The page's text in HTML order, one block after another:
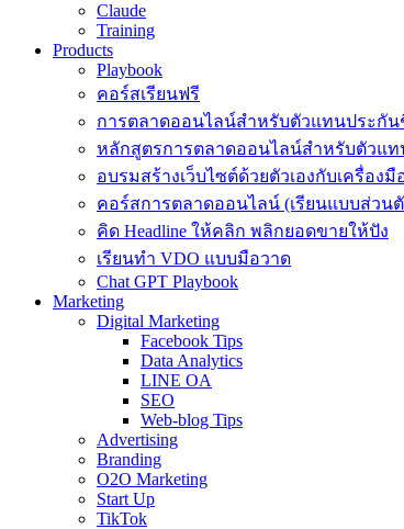
Claude
Training
Products
Playbook
คอร์สเรียนฟรี
การตลาดออนไลน์สำหรับตัวแทนประกัน
หลักสูตรการตลาดออนไลน์สำหรับตัวแ
อบรมสร้างเว็บไซต์ด้วยตัวเองกับเครื่องมื
คอร์สการตลาดออนไลน์ (เรียนแบบส่วน
คิด Headline ให้คลิก พลิกยอดขายให้ปัง
เรียนทำ VDO แบบมือวาด
Chat GPT Playbook
Marketing
Digital Marketing
Facebook Tips
Data Analytics
LINE OA
SEO
Web-blog Tips
Advertising
Branding
O2O Marketing
Start Up
TikTok